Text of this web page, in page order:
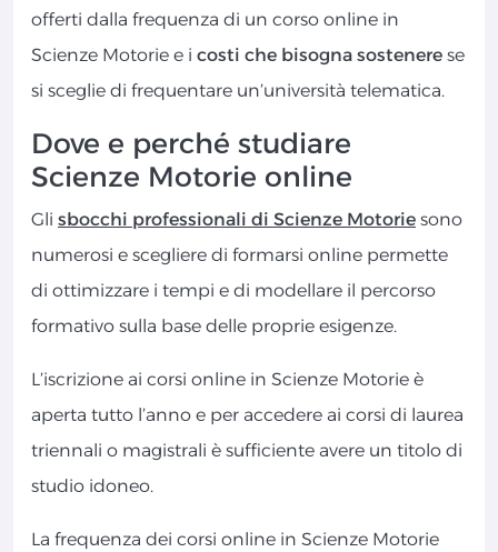
offerti dalla frequenza di un corso online in
Scienze Motorie e i costi che bisogna sostenere se
si sceglie di frequentare un’università telematica.
Dove e perché studiare
Scienze Motorie online
Gli sbocchi professionali di Scienze Motorie sono
numerosi e scegliere di formarsi online permette
di ottimizzare i tempi e di modellare il percorso
formativo sulla base delle proprie esigenze.
L’iscrizione ai corsi online in Scienze Motorie è
aperta tutto l’anno e per accedere ai corsi di laurea
triennali o magistrali è sufficiente avere un titolo di
studio idoneo.
La frequenza dei corsi online in Scienze Motorie